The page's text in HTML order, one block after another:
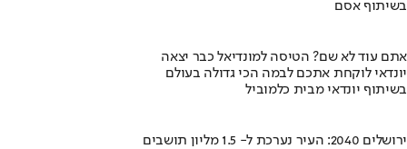
בשיתוף אסם
אתם עוד לא שם? הטיסה למונדיאל כבר יצאה
יונדאי לוקחת אתכם לבמה הכי גדולה בעולם
בשיתוף יונדאי מבית כלמוביל
ירושלים 2040: העיר נערכת ל- 1.5 מליון תושבים